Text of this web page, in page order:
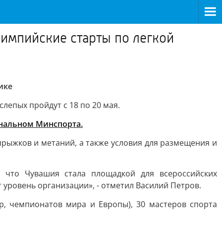
старты по легкой
пройдут с 18 по 20 мая.
Минспорта.
и метаний, а также условия для размещения и
Чувашия стала площадкой для всероссийских
организации», - отметил Василий Петров.
чемпионатов мира и Европы), 30 мастеров спорта